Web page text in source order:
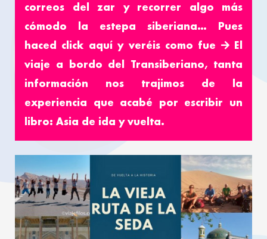
correos del zar y recorrer algo más
cómodo la estepa siberiana… Pues
haced click aquí y veréis como fue
El
viaje a bordo del Transiberiano, tanta
información nos trajimos de la
experiencia que acabé por escribir un
libro: Asia de ida y vuelta.